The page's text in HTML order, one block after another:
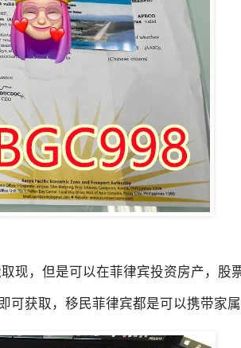
现，但是可以在菲律宾投资房产，股
获取，移民菲律宾都是可以携带家